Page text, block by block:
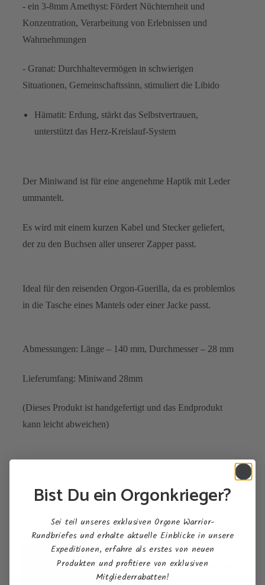
- ein 3-8mm Amethyst: Fördert Nüchternheit und
Konzentration, Verarbeitung von Erlebnissen und
Wahrnehmungen
- Granat: Durchhaltevermögen in schwierigen
Situationen, Gemeinschaftssinn, stimuliert die Libido
Hämatit: Erdung, stärkt das Selbstvertrauen,
unterstützt das Herz-Kreislauf-System
Der Miniwand ist für eine angenehme Haptik mit Leder
ummantelt.
Es wird mit einem kurzen Kabel und Stecker geliefert,
der zu den Buchsen aller unserer Zapper passt.
Ideal für den reisenden Orgon-Guerilla, da es problemlos
in die Tasche eines Mantels oder einer Jacke passt.
Abmessungen: Länge – 140 mm, Durchmesser – 28 mm
Lieferumfang: Miniwand 28mm
(Dieses Produkt ist handgefertigt und das Endprodukt
kann leicht abweichen)
Bist Du ein Orgonkrieger?
Sei teil unseres exklusiven Orgone Warrior-
Rundbriefes und erhalte aktuelle Einblicke in unsere
Expeditionen, erfahre als erstes von neuen
Produkten und profitiere von exklusiven
Mitgliederrabatten!